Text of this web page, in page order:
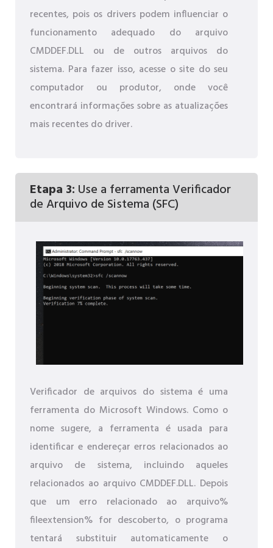
recentes, pois os drivers podem influenciar o
funcionamento adequado do arquivo
CMDDEF.DLL ou de outros arquivos do
sistema. Para fazer isso, acesse o site do seu
computador ou produtor, onde você
encontrará informações sobre as atualizações
mais recentes do driver.
Etapa 3: Use a ferramenta Verificador
de Arquivo de Sistema (SFC)
Verificador de arquivos do sistema é uma
ferramenta do Microsoft Windows. Como o
nome sugere, a ferramenta é usada para
identificar e endereçar erros relacionados ao
arquivo de sistema, incluindo aqueles
relacionados ao arquivo CMDDEF.DLL. Depois
que um erro relacionado ao arquivo%
fileextension% for descoberto, o programa
tentará substituir automaticamente o